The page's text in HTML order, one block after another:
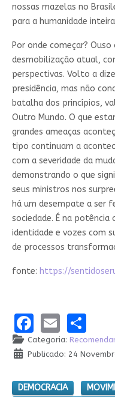
nossas mazelas no
para a humanidade
Por onde começar?
desmobilização atual,
perspectivas. Volto a
presidência, mas não
batalha dos princípios,
Outro Mundo. O que
grandes ameaças
tipo continuam a
com a severidade da
demonstrando o que
seus ministros nos
há um desempate a ser
sociedade. É na potência
identidade e vozes com
de processos
fonte: https://
Facebook
Email
Categoria:
Publicado: 24
DEMOCRACIA